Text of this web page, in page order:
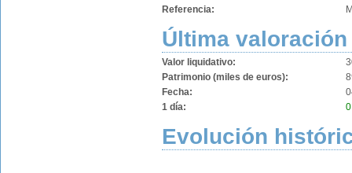
Referencia:
Última valoración
Valor liquidativo:
Patrimonio (miles de euros):
Fecha:
1 día:
Evolución